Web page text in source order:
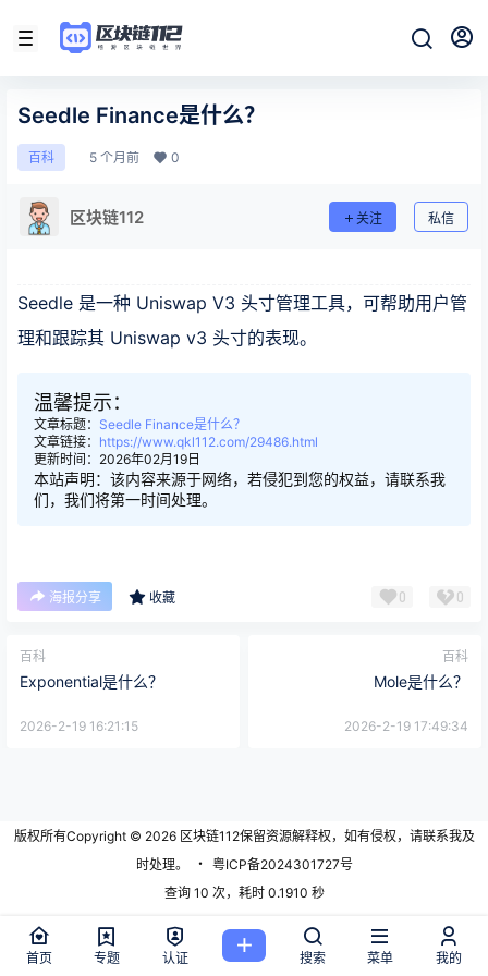
Seedle Finance是什么？
百科 5 个月前 0
区块链112 关注 私信
Seedle 是一种 Uniswap V3 头寸管理工具，可帮助用户管
理和跟踪其 Uniswap v3 头寸的表现。
温馨提示：
文章标题： Seedle Finance是什么？
文章链接： https://www.qkl112.com/29486.html
更新时间：2026年02月19日
本站声明：该内容来源于网络，若侵犯到您的权益，请联系我
们，我们将第一时间处理。
海报分享 收藏 0 0
百科
Exponential是什么？
2026-2-19 16:21:15
百科
Mole是什么？
2026-2-19 17:49:34
版权所有Copyright © 2026区块链112保留资源解释权，如有侵权，请联系我及
时处理。
・ 粤ICP备2024301727号
查询 10 次，耗时 0.1910 秒
首页 专题 认证 搜索 菜单 我的